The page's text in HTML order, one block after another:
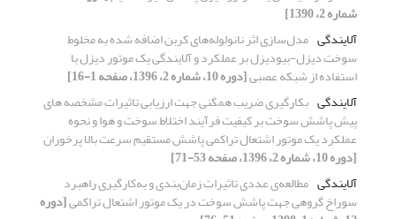
شماره 2، 1390]
آلایندگی مدل‌سازی اثر نانولوله‌های کربن اضافه شده به مخلوط
سوخت دیزل-بیودیزل بر عملکرد و آلایندگی یک موتور دیزل با
استفاده از شبکه عصبی[دوره 10، شماره 2، 1396، صفحه 1-16]
آلایندگی بکارگیری ضریب همگنی جهت ارزیابی تاثیرات مشخصه های
پیش پاشش سوخت بر کیفیت فرآیند اختلاط سوخت و هوا و نحوه
عملکرد یک موتور اشتعال تراکمی پاشش مستقیم سرعت بالا پرخوران
[دوره 10، شماره 2، 1396، صفحه 53-71]
آلایندگی مطالعه‌ی عددی تاثیرات زمان‌بندی و به‌کارگیری راهبرد
سوراخ گروهی جهت پاشش سوخت در یک موتور اشتعال تراکمی[دوره